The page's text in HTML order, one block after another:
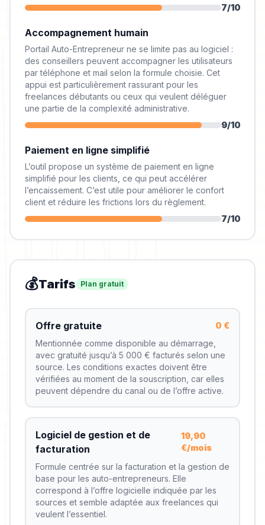
7/10
Accompagnement humain
Portail Auto-Entrepreneur ne se limite pas au logiciel :
des conseillers peuvent accompagner les utilisateurs
par téléphone et mail selon la formule choisie. Cet
appui est particulièrement rassurant pour les
freelances débutants ou ceux qui veulent déléguer
une partie de la complexité administrative.
9/10
Paiement en ligne simplifié
L’outil propose un système de paiement en ligne
simplifié pour les clients, ce qui peut accélérer
l’encaissement. C’est utile pour améliorer le confort
client et réduire les frictions lors du règlement.
7/10
💰Tarifs Plan gratuit
Offre gratuite
0 €
Mentionnée comme disponible au démarrage,
avec gratuité jusqu’à 5 000 € facturés selon une
source. Les conditions exactes doivent être
vérifiées au moment de la souscription, car elles
peuvent dépendre du canal ou de l’offre active.
Logiciel de gestion et de
facturation
19,90
€/mois
Formule centrée sur la facturation et la gestion de
base pour les auto-entrepreneurs. Elle
correspond à l’offre logicielle indiquée par les
sources et semble adaptée aux freelances qui
veulent l’essentiel.